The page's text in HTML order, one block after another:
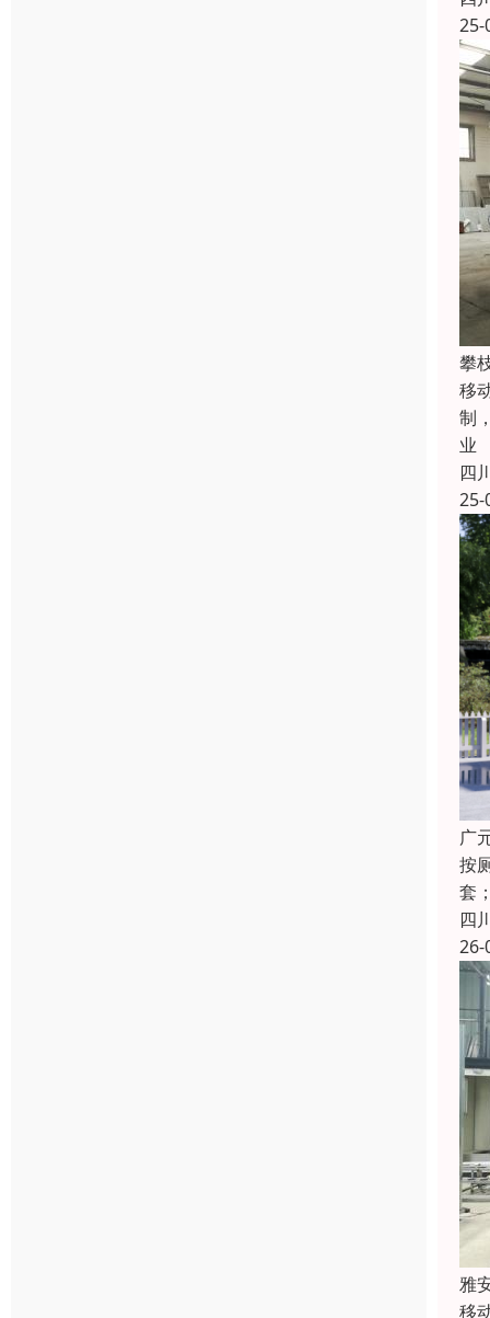
25-
攀
移
制
业
四
25-
广
按
套
四
26-
雅
移